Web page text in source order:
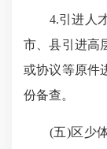
4.引进人才
市、县引进高
或协议等原件
份备查。
(五)区少体